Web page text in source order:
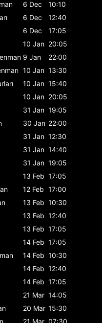
6 Dec
10:10
6 Dec
12:40
6 Dec
17:05
10 Jan 20:05
9 Jan
22:00
10 Jan 13:30
10 Jan 15:40
10 Jan 20:05
31 Jan 19:05
30 Jan 22:00
31 Jan 12:30
31 Jan 14:40
31 Jan 19:05
13 Feb 17:05
12 Feb 17:00
13 Feb 10:30
13 Feb 12:40
13 Feb 17:05
14 Feb 17:05
14 Feb 10:30
14 Feb 12:40
14 Feb 17:05
21 Mar 14:05
20 Mar 15:30
21 Mar 07:30